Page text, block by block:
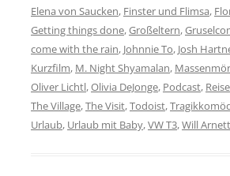
Elena von Saucken, Finster und Flimsa,
Getting things done,Großeltern,
come with the rain, Johnnie To, Josh
Kurzfilm, M. Night Shyamalan,
Oliver Lichtl,Olivia DeJonge, Podcast, Reise
The Village,The Visit,Todoist,
Urlaub, Urlaub mit Baby,VW T3,Will Arnett